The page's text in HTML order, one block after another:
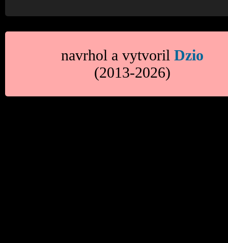
navrhol a vytvoril Dzio
(2013-2026)